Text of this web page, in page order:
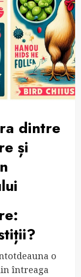
dintre
și
o
întreaga